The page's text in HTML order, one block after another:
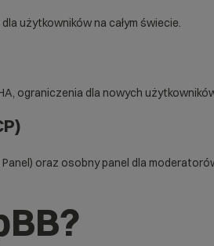
użytkowników na całym świecie.
ograniczenia dla nowych
oraz osobny panel dla